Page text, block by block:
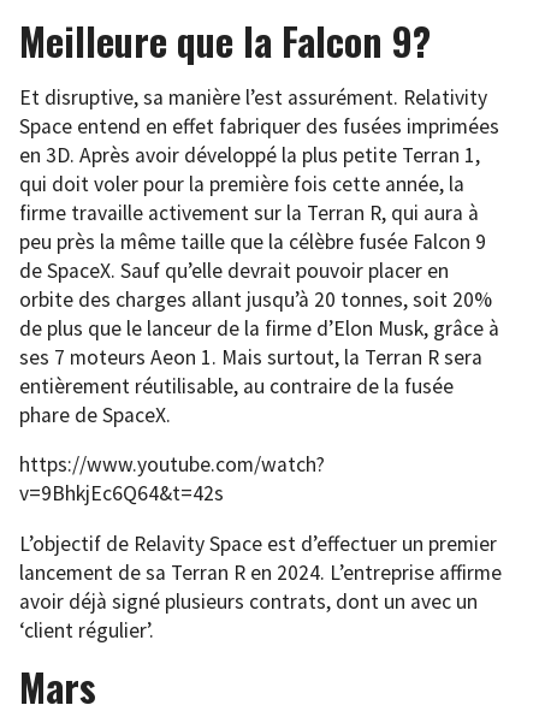
Meilleure que la Falcon 9?
Et disruptive, sa manière l’est assurément. Relativity
Space entend en effet fabriquer des fusées imprimées
en 3D. Après avoir développé la plus petite Terran 1,
qui doit voler pour la première fois cette année, la
firme travaille activement sur la Terran R, qui aura à
peu près la même taille que la célèbre fusée Falcon 9
de SpaceX. Sauf qu’elle devrait pouvoir placer en
orbite des charges allant jusqu’à 20 tonnes, soit 20%
de plus que le lanceur de la firme d’Elon Musk, grâce à
ses 7 moteurs Aeon 1. Mais surtout, la Terran R sera
entièrement réutilisable, au contraire de la fusée
phare de SpaceX.
https://www.youtube.com/watch?
v=9BhkjEc6Q64&t=42s
L’objectif de Relavity Space est d’effectuer un premier
lancement de sa Terran R en 2024. L’entreprise affirme
avoir déjà signé plusieurs contrats, dont un avec un
‘client régulier’.
Mars